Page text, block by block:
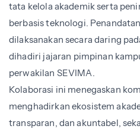
tata kelola akademik serta
berbasis teknologi.
dilaksanakan secara daring
dihadiri jajaran pimpinan
perwakilan SEVIMA.
Kolaborasi ini menegaskan
menghadirkan ekosistem
transparan, dan akuntabel,